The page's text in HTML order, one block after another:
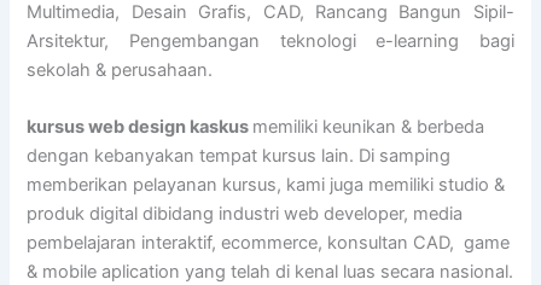
Multimedia, Desain Grafis, CAD, Rancang Bangun Sipil-
Arsitektur, Pengembangan teknologi e-learning bagi
sekolah & perusahaan.
kursus web design kaskus memiliki keunikan & berbeda
dengan kebanyakan tempat kursus lain. Di samping
memberikan pelayanan kursus, kami juga memiliki studio &
produk digital dibidang industri web developer, media
pembelajaran interaktif, ecommerce, konsultan CAD, game
& mobile aplication yang telah di kenal luas secara nasional.